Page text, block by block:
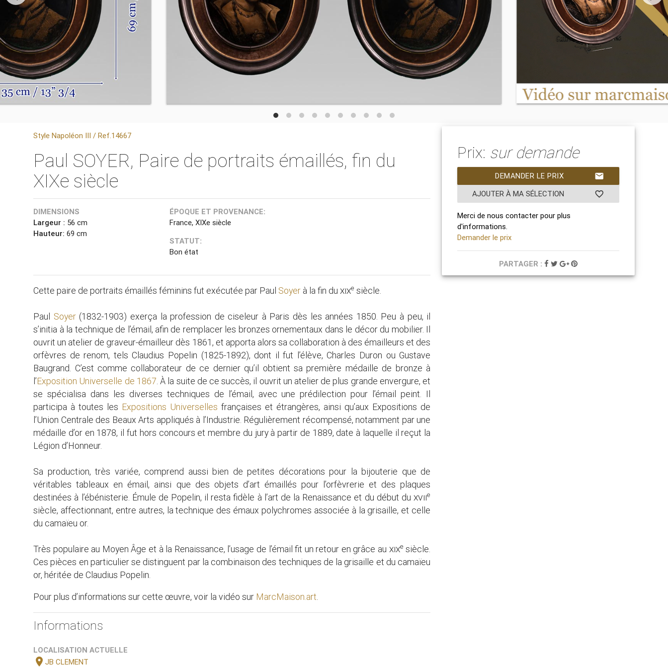
Style Napoléon III / Ref.14667
Paul SOYER, Paire de portraits émaillés, fin du
XIXe siècle
DIMENSIONS
Largeur : 56 cm
Hauteur: 69 cm
ÉPOQUE ET PROVENANCE:
France, XIXe siècle
STATUT:
Bon état
Cette paire de portraits émaillés féminins fut exécutée par Paul Soyer à la fin duxixe siècle.
Paul Soyer(1832-1903) exerça la profession de ciseleur à Paris dès les années 1850. Peu à peu, il
s’initia à la technique de l’émail, afin de remplacer les bronzes ornementaux dans le décor du mobilier. Il
ouvrit un atelier de graveur-émailleur dès 1861, et apporta alors sa collaboration à des émailleurs et des
orfèvres de renom, tels Claudius Popelin (1825-1892), dont il fut l’élève, Charles Duron ou Gustave
Baugrand. C’est comme collaborateur de ce dernier qu’il obtient sa première médaille de bronze à
l’Exposition Universelle de 1867. À la suite de ce succès, il ouvrit un atelier de plus grande envergure, et
se spécialisa dans les diverses techniques de l’émail, avec une prédilection pour l’émail peint. Il
participa à toutes les Expositions Universelles françaises et étrangères, ainsi qu’aux Expositions de
l’Union Centrale des Beaux Arts appliqués à l’Industrie. Régulièrement récompensé, notamment par une
médaille d’or en 1878, il fut hors concours et membre du jury à partir de 1889, date à laquelle il reçut la
Légion d’Honneur.
Sa production, très variée, comprend aussi bien de petites décorations pour la bijouterie que de
véritables tableaux en émail, ainsi que des objets d’art émaillés pour l’orfèvrerie et des plaques
destinées à l’ébénisterie. Émule de Popelin, il resta fidèle à l’art de la Renaissance et du début duxviie
siècle, affectionnant, entre autres, la technique des émaux polychromes associée à la grisaille, et celle
du camaïeu or.
Très populaire au Moyen Âge et à la Renaissance, l’usage de l’émail fit un retour en grâce au xixe siècle.
Ces pièces en particulier se distinguent par la combinaison des techniques de la grisaille et du camaïeu
or, héritée de Claudius Popelin.
Pour plus d’informations sur cette œuvre, voir la vidéo sur MarcMaison.art.
Informations
LOCALISATION ACTUELLE
location_onJB CLEMENT
Prix: sur demande
mail
DEMANDER LE PRIX
favorite_border
AJOUTER À MA SÉLECTION
Merci de nous contacter pour plus
d'informations.
Demander le prix
PARTAGER :